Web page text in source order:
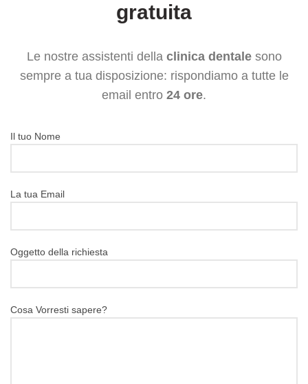
gratuita
Le nostre assistenti della clinica dentalesono
sempre a tua disposizione: rispondiamo a tutte le
email entro 24 ore.
Il tuo Nome
La tua Email
Oggetto della richiesta
Cosa Vorresti sapere?